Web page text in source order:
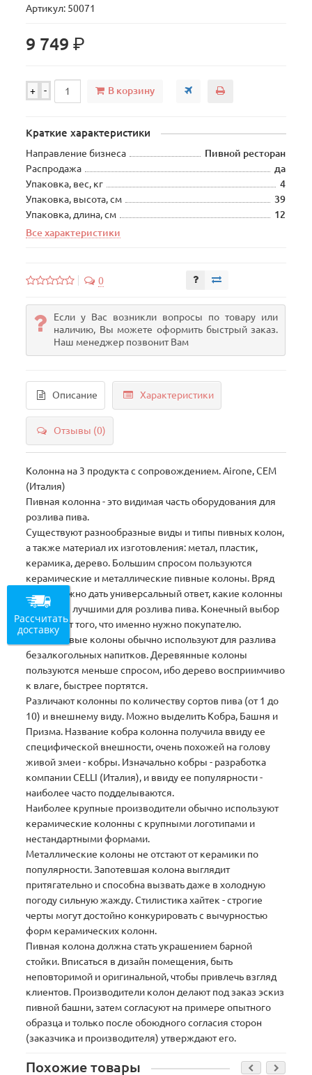
Артикул: 50071
9 749р.
+ - В корзину
Краткие характеристики
Направление бизнеса
Пивной ресторан
Распродажа
да
Упаковка, вес, кг
4
Упаковка, высота, см
39
Упаковка, длина, см
12
Все характеристики
0
Если у Вас возникли вопросы по товару или
наличию, Вы можете оформить быстрый заказ.
Наш менеджер позвонит Вам
Описание Характеристики
Отзывы (0)
Колонна на 3 продукта с сопровождением. Airone, CEM
(Италия)
Пивная колонна - это видимая часть оборудования для
розлива пива.
Существуют разнообразные виды и типы пивных колон,
а также материал их изготовления: метал, пластик,
керамика, дерево. Большим спросом пользуются
керамические и металлические пивные колоны. Вряд
ли возможно дать универсальный ответ, какие колонны
являются лучшими для розлива пива. Конечный выбор
зависит от того, что именно нужно покупателю.
Пластиковые колоны обычно используют для разлива
безалкогольных напитков. Деревянные колоны
пользуются меньше спросом, ибо дерево восприимчиво
к влаге, быстрее портятся.
Различают колонны по количеству сортов пива (от 1 до
10) и внешнему виду. Можно выделить Кобра, Башня и
Призма. Название кобра колонна получила ввиду ее
специфической внешности, очень похожей на голову
живой змеи - кобры. Изначально кобры - разработка
компании CELLI (Италия), и ввиду ее популярности -
наиболее часто подделываются.
Наиболее крупные производители обычно используют
керамические колонны с крупными логотипами и
нестандартными формами.
Металлические колоны не отстают от керамики по
популярности. Запотевшая колона выглядит
притягательно и способна вызвать даже в холодную
погоду сильную жажду. Стилистика хайтек - строгие
черты могут достойно конкурировать с вычурностью
форм керамических колонн.
Пивная колона должна стать украшением барной
стойки. Вписаться в дизайн помещения, быть
неповторимой и оригинальной, чтобы привлечь взгляд
клиентов. Производители колон делают под заказ эскиз
пивной башни, затем согласуют на примере опытного
образца и только после обоюдного согласия сторон
(заказчика и производителя) утверждают его.
Похожие товары
Рассчитать
доставку